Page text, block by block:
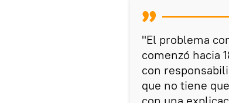
"El problema
comenzó hacia
con
que no tiene